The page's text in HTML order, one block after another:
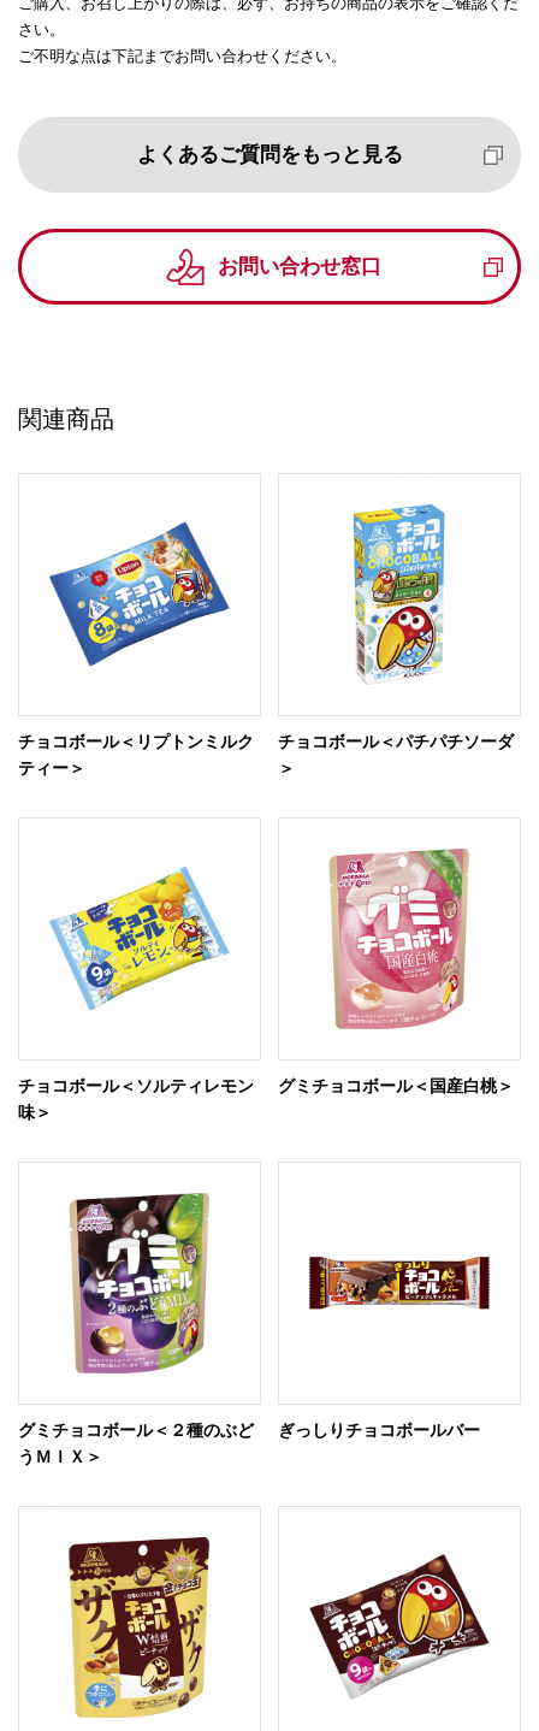
さい。
ご不明な点は下記までお問い合わせください。
よくあるご質問をもっと見る
お問い合わせ窓口
関連商品
チョコボール＜リプトンミルク
ティー＞
チョコボール＜パチパチソーダ
＞
チョコボール＜ソルティレモン
味＞
グミチョコボール＜国産白桃＞
グミチョコボール＜２種のぶど
うＭＩＸ＞
ぎっしりチョコボールバー